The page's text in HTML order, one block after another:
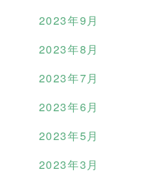
2023年9月
2023年8月
2023年7月
2023年6月
2023年5月
2023年3月